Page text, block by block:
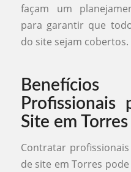
façam um
para garantir que
do site sejam cobertos.
Benefícios
Profissionais
Site em Torres
Contratar
de site em Torres